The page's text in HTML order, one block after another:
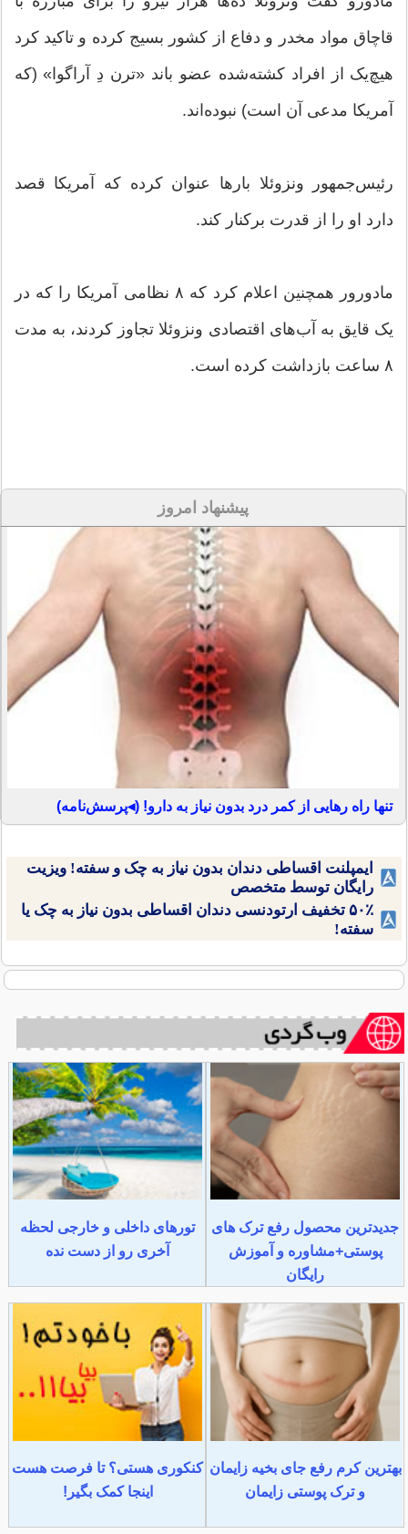
قاچاق مواد مخدر و دفاع از کشور بسیج کرده و تاکید کرد
هیچ‌یک از افراد کشته‌شده عضو باند «ترن دِ آراگوا» (که
آمریکا مدعی آن است) نبوده‌اند.
رئیس‌جمهور ونزوئلا بارها عنوان کرده که آمریکا قصد
دارد او را از قدرت برکنار کند.
مادورور همچنین اعلام کرد که ۸ نظامی آمریکا را که در
یک قایق به آب‌های اقتصادی ونزوئلا تجاوز کردند، به مدت
۸ ساعت بازداشت کرده است.
پیشنهاد امروز
تنها راه رهایی از کمر درد بدون نیاز به دارو! (◂پرسش‌نامه)
ایمپلنت اقساطی دندان بدون نیاز به چک و سفته! ویزیت
رایگان توسط متخصص
۵۰٪ تخفیف ارتودنسی دندان اقساطی بدون نیاز به چک یا
سفته!
جدیدترین محصول رفع ترک های
پوستی+مشاوره و آموزش
رایگان
تورهای داخلی و خارجی لحظه
آخری رو از دست نده
بهترین کرم رفع جای بخیه زایمان
و ترک پوستی زایمان
کنکوری هستی؟ تا فرصت هست
اینجا کمک بگیر!